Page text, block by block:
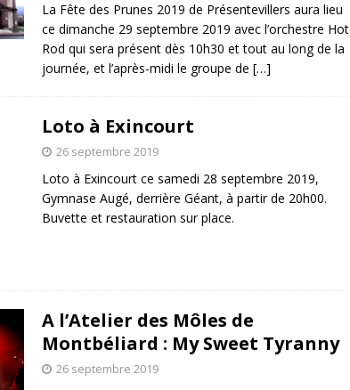
La Fête des Prunes 2019 de Présentevillers aura lieu
ce dimanche 29 septembre 2019 avec l’orchestre Hot
Rod qui sera présent dès 10h30 et tout au long de la
journée, et l’après-midi le groupe de […]
Loto à Exincourt
26 septembre 2019
Loto à Exincourt ce samedi 28 septembre 2019,
Gymnase Augé, derrière Géant, à partir de 20h00.
Buvette et restauration sur place.
A l’Atelier des Môles de
Montbéliard : My Sweet Tyranny
26 septembre 2019